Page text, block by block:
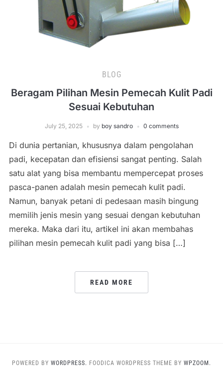
BLOG
Beragam Pilihan Mesin Pemecah Kulit Padi
Sesuai Kebutuhan
July 25, 2025 by boy sandro 0 comments
Di dunia pertanian, khususnya dalam pengolahan
padi, kecepatan dan efisiensi sangat penting. Salah
satu alat yang bisa membantu mempercepat proses
pasca-panen adalah mesin pemecah kulit padi.
Namun, banyak petani di pedesaan masih bingung
memilih jenis mesin yang sesuai dengan kebutuhan
mereka. Maka dari itu, artikel ini akan membahas
pilihan mesin pemecah kulit padi yang bisa […]
READ MORE
POWERED BY WORDPRESS. FOODICA WORDPRESS THEME BY WPZOOM.